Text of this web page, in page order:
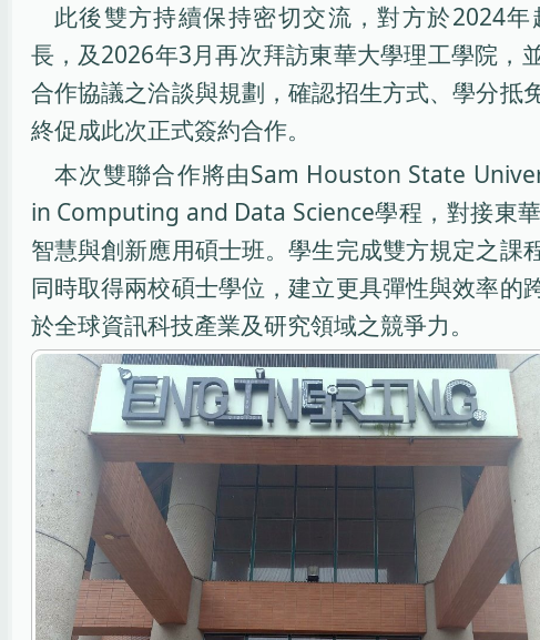
此後雙方持續保持密切交流，對方於2024
長，及2026年3月再次拜訪東華大學理工學院，
合作協議之洽談與規劃，確認招生方式、學分抵
終促成此次正式簽約合作。
本次雙聯合作將由Sam Houston State
in Computing and Data Science學程，對接東
智慧與創新應用碩士班。學生完成雙方規定之課
同時取得兩校碩士學位，建立更具彈性與效率的
於全球資訊科技產業及研究領域之競爭力。